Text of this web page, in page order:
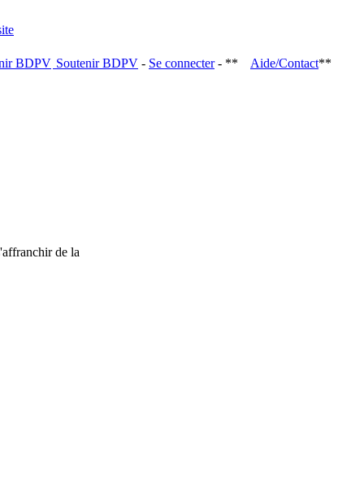
Soutenir BDPV - Se connecter- ** Aide/Contact**
de la